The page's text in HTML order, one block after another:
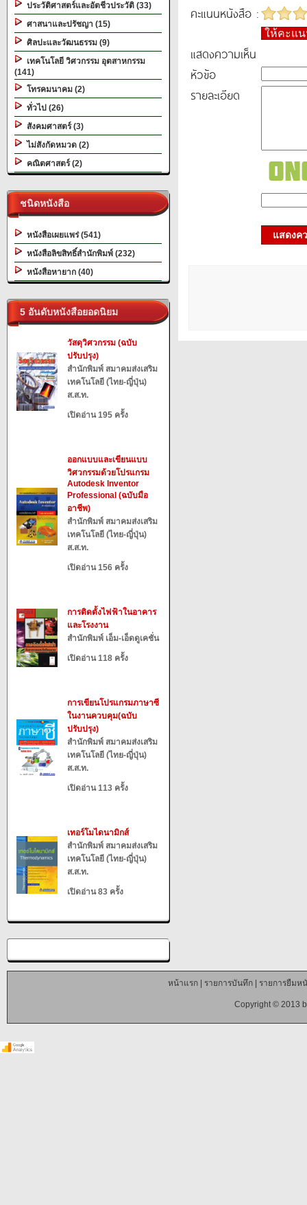
ประวัติศาสตร์และอัตชีวประวัติ (33)
ศาสนาและปรัชญา (15)
ศิลปะและวัฒนธรรม (9)
เทคโนโลยี วิศวกรรม อุตสาหกรรม
(141)
โทรคมนาคม (2)
ทั่วไป (26)
สังคมศาสตร์ (3)
ไม่สังกัดหมวด (2)
คณิตศาสตร์ (2)
ชนิดหนังสือ
หนังสือเผยแพร่ (541)
หนังสือลิขสิทธิ์สำนักพิมพ์ (232)
หนังสือหายาก (40)
5 อันดับหนังสือยอดนิยม
วัสดุวิศวกรรม (ฉบับ
ปรับปรุง)
สำนักพิมพ์ สมาคมส่งเสริม
เทคโนโลยี (ไทย-ญี่ปุ่น)
ส.ส.ท.
เปิดอ่าน 195 ครั้ง
ออกแบบและเขียนแบบ
วิศวกรรมด้วยโปรแกรม
Autodesk Inventor
Professional (ฉบับมือ
อาชีพ)
สำนักพิมพ์ สมาคมส่งเสริม
เทคโนโลยี (ไทย-ญี่ปุ่น)
ส.ส.ท.
เปิดอ่าน 156 ครั้ง
การติดตั้งไฟฟ้าในอาคาร
และโรงงาน
สำนักพิมพ์ เอ็ม-เอ็ดดูเคชั่น
เปิดอ่าน 118 ครั้ง
การเขียนโปรแกรมภาษาซี
ในงานควบคุม(ฉบับ
ปรับปรุง)
สำนักพิมพ์ สมาคมส่งเสริม
เทคโนโลยี (ไทย-ญี่ปุ่น)
ส.ส.ท.
เปิดอ่าน 113 ครั้ง
เทอร์โมไดนามิกส์
สำนักพิมพ์ สมาคมส่งเสริม
เทคโนโลยี (ไทย-ญี่ปุ่น)
ส.ส.ท.
เปิดอ่าน 83 ครั้ง
คะแนนหนังสือ :
ให้คะแ
แสดงความเห็น
หัวข้อ
รายละเอียด
แสดงค
หน้าแรก| รายการบันทึก| รายการยืมห
Copyright © 2013